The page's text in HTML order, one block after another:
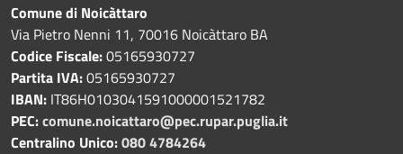
Comune di Noicàttaro
Via Pietro Nenni 11, 70016 Noicàttaro BA
Codice Fiscale:05165930727
Partita IVA:05165930727
IBAN: IT86H0103041591000001521782
PEC:comune.noicattaro@pec.rupar.puglia.it
Centralino Unico:080 4784264